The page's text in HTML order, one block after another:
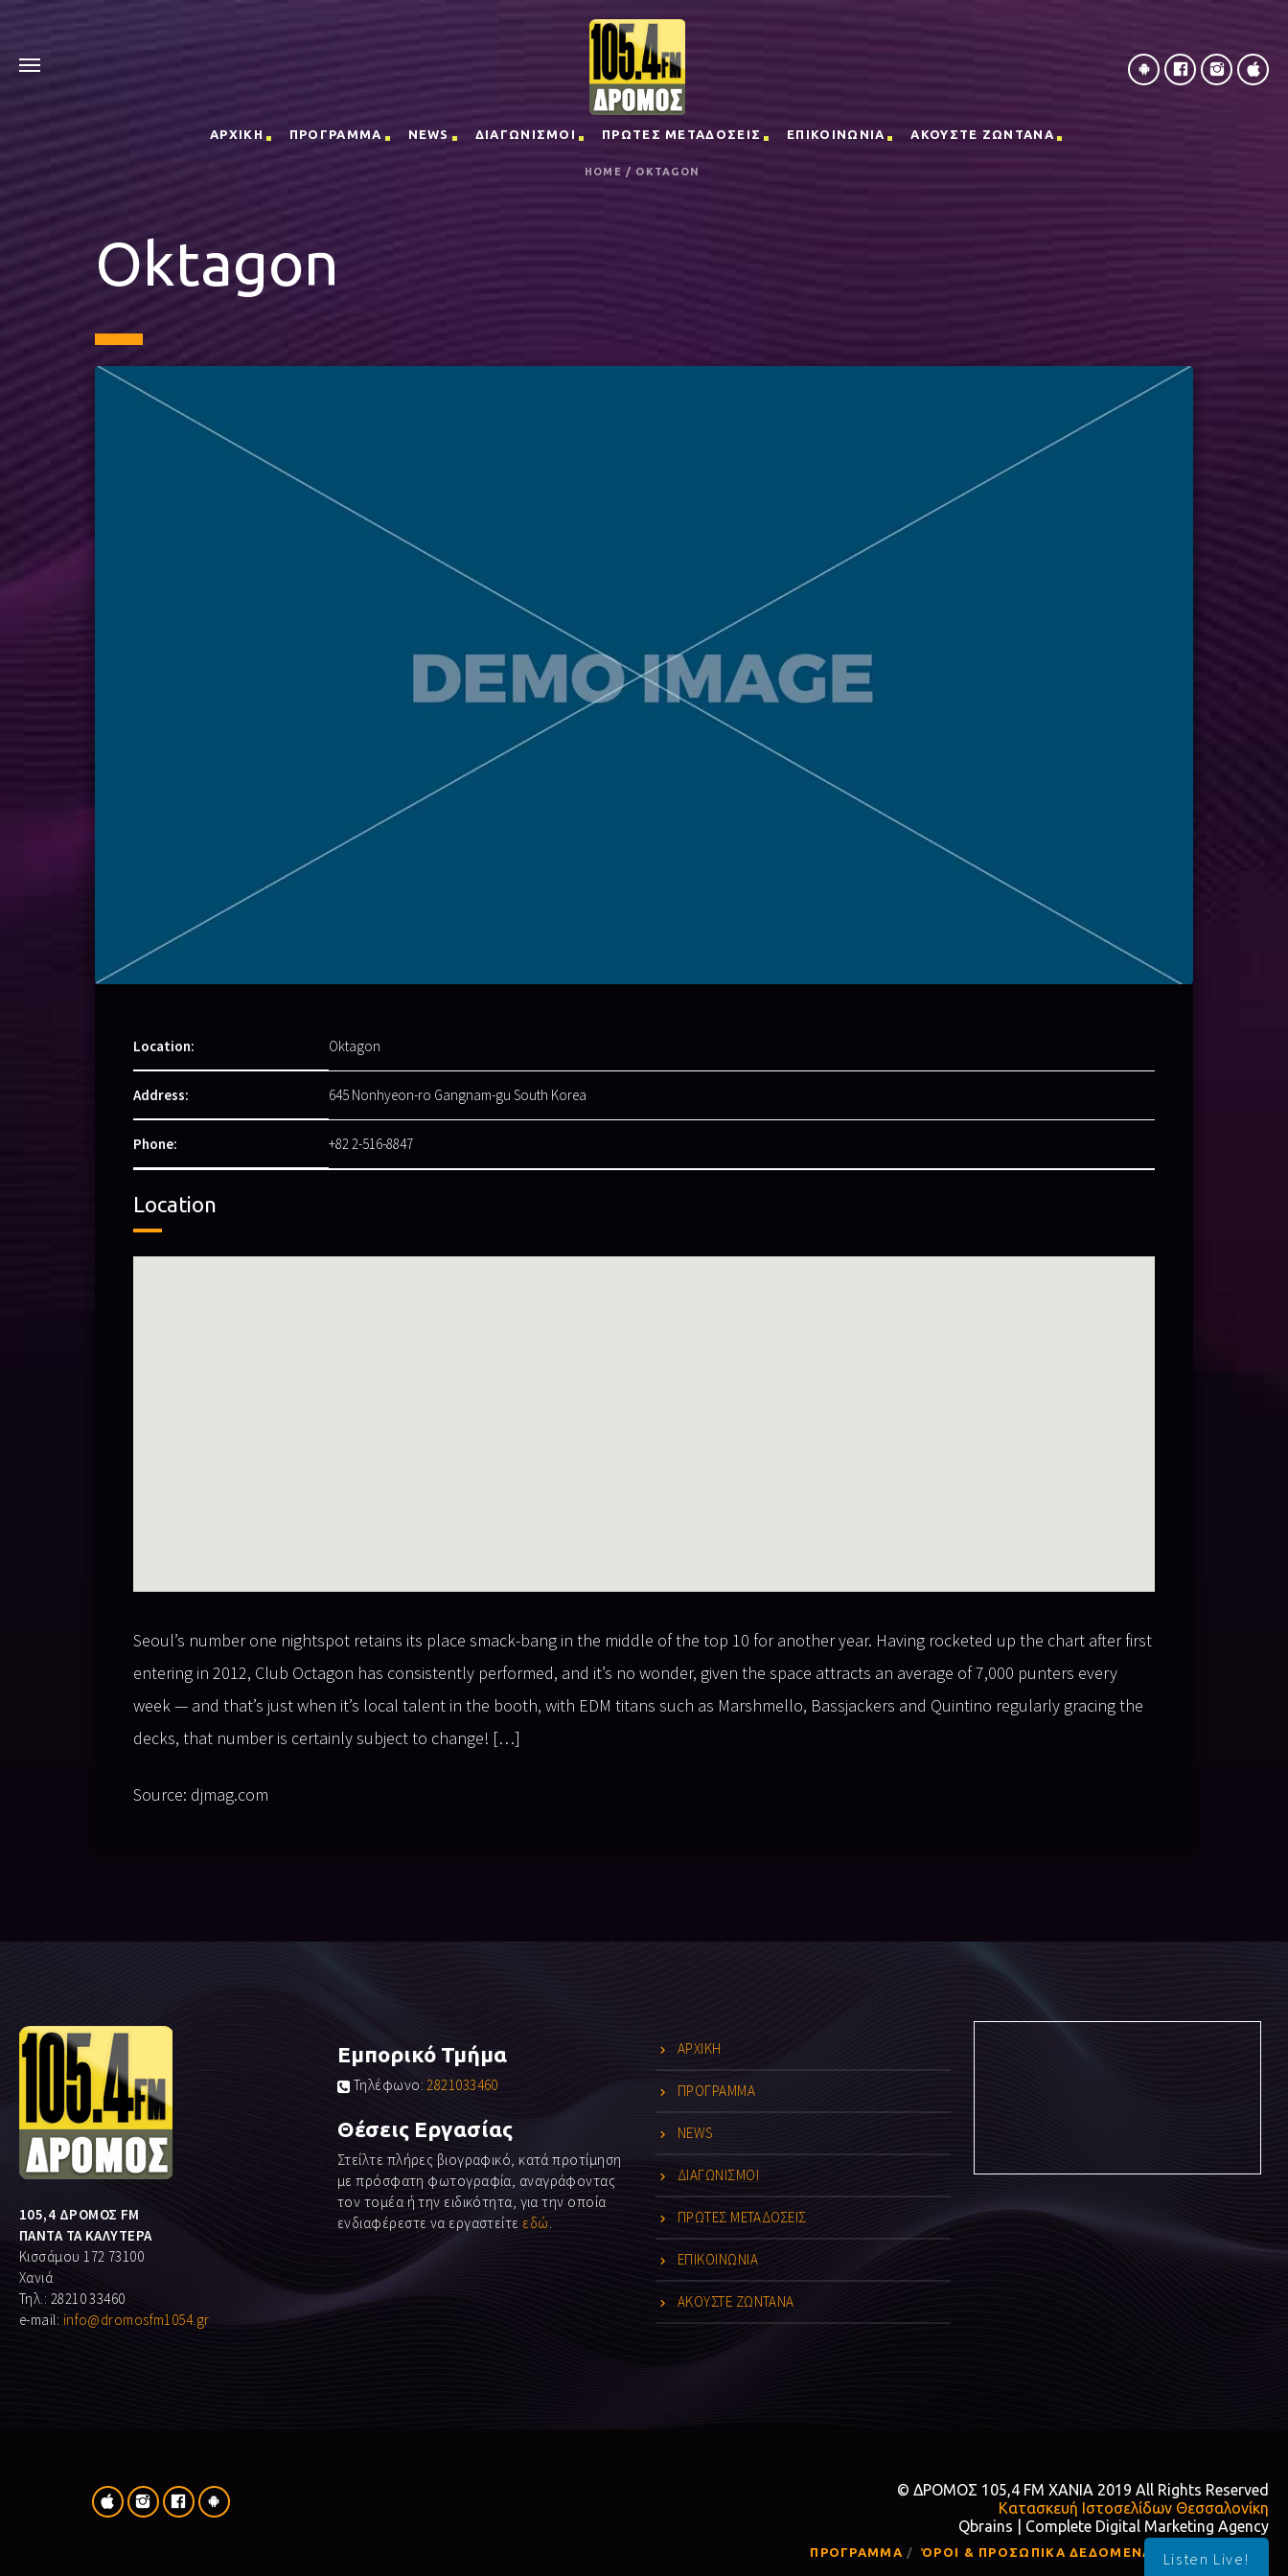
ΑΡΧΙΚΗ ΠΡΟΓΡΑΜΜΑ NEWS ΔΙΑΓΩΝΙΣΜΟΙ ΠΡΩΤΕΣ ΜΕΤΑΔΟΣΕΙΣ ΕΠΙΚΟΙΝΩΝΙΑ ΑΚΟΥΣΤΕ ΖΩΝΤΑΝΑ
HOME / OKTAGON
Oktagon
Location: Oktagon
Address: 645 Nonhyeon-ro Gangnam-gu South Korea
Phone: +82 2-516-8847
Location
Seoul’s number one nightspot retains its place smack-bang in the middle of the top 10 for another year. Having rocketed up the chart after first
entering in 2012, Club Octagon has consistently performed, and it’s no wonder, given the space attracts an average of 7,000 punters every
week — and that’s just when it’s local talent in the booth, with EDM titans such as Marshmello, Bassjackers and Quintino regularly gracing the
decks, that number is certainly subject to change! […]
Source: djmag.com
105,4 ΔΡΟΜΟΣ FM
ΠΑΝΤΑ ΤΑ ΚΑΛΥΤΕΡΑ
Κισσάμου 172 73100
Χανιά
Τηλ.: 28210 33460
e-mail: info@dromosfm1054.gr
Εμπορικό Τμήμα
Τηλέφωνο:2821033460
Θέσεις Εργασίας
Στείλτε πλήρες βιογραφικό, κατά προτίμηση
με πρόσφατη φωτογραφία, αναγράφοντας
τον τομέα ή την ειδικότητα, για την οποία
ενδιαφέρεστε να εργαστείτε εδώ.
ΑΡΧΙΚΗ
ΠΡΟΓΡΑΜΜΑ
NEWS
ΔΙΑΓΩΝΙΣΜΟΙ
ΠΡΩΤΕΣ ΜΕΤΑΔΟΣΕΙΣ
ΕΠΙΚΟΙΝΩΝΙΑ
ΑΚΟΥΣΤΕ ΖΩΝΤΑΝΑ
© ΔΡΟΜΟΣ 105,4 FM ΧΑΝΙΑ 2019 All Rights Reserved
Κατασκευή Ιστοσελίδων Θεσσαλονίκη
Qbrains | Complete Digital Marketing Agency
ΠΡΟΓΡΑΜΜΑ ΌΡΟΙ & ΠΡΟΣΩΠΙΚΑ ΔΕΔΟΜΕΝΑ ΕΠΙΚΟΙΝΩΝΙΑ
Listen Live!